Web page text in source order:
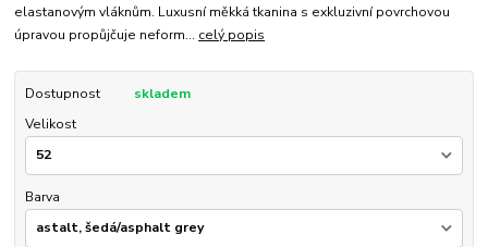
elastanovým vláknům. Luxusní měkká tkanina s exkluzivní povrchovou
úpravou propůjčuje neform... celý popis
Dostupnost
skladem
Velikost
Barva